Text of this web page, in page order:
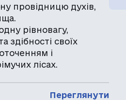
провідницю духів,
рівновагу,
здібності своїх
і
лісах.
Переглянути